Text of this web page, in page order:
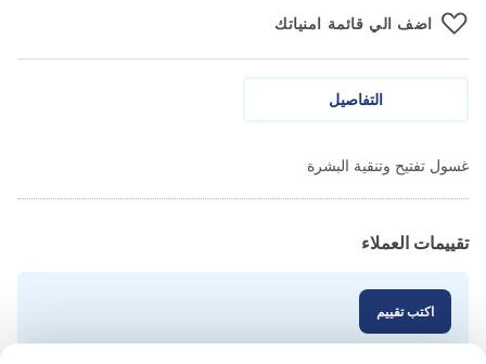
اضف الي قائمة امنياتك
التفاصيل
غسول تفتيح وتنقية البشرة
تقييمات العملاء
اكتب تقييم